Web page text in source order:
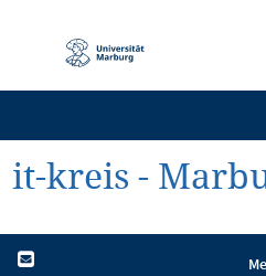
Navigation
it-kreis -